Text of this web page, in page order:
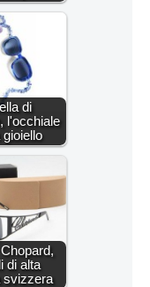
di
l'occhiale
di alta
svizzera